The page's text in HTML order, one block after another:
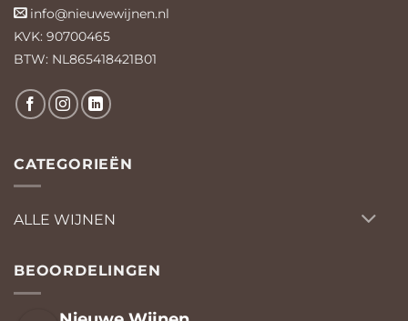
info@nieuwewijnen.nl
KVK: 90700465
BTW: NL865418421B01
CATEGORIEËN
ALLE WIJNEN
BEOORDELINGEN